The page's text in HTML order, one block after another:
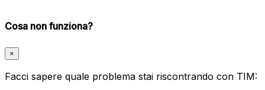
Cosa non funziona?
×
Facci sapere quale problema stai riscontrando con TIM: